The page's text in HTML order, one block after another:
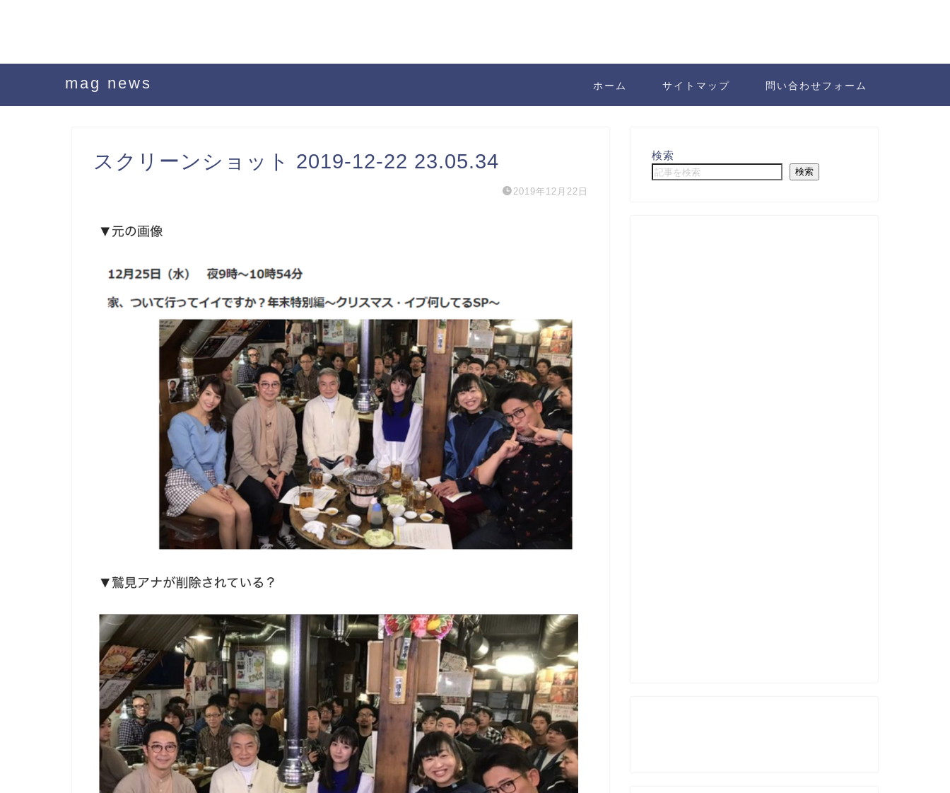
mag news ホーム サイトマップ 問い合わせフォーム
スクリーンショット 2019-12-22 23.05.34
2019年12月22日
検索
検索